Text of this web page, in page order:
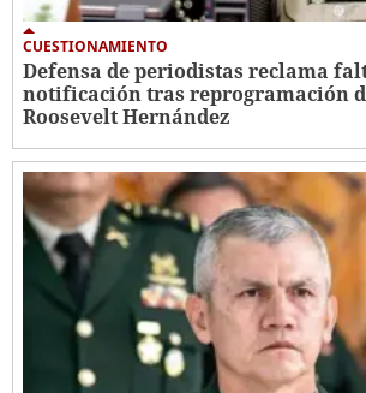
CUESTIONAMIENTO
Defensa de periodistas reclama
notificación tras reprogramación
Roosevelt Hernández